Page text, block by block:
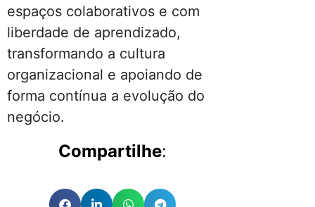
espaços colaborativos e com
liberdade de aprendizado,
transformando a cultura
organizacional e apoiando de
forma contínua a evolução do
negócio.
Compartilhe: